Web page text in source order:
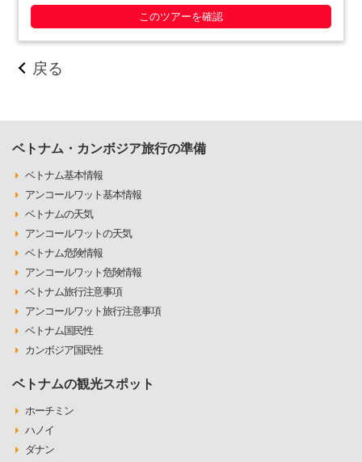
できます。ホーチミン滞在最終日や、午後か・・・・・
このツアーを確認
戻る
ベトナム・カンボジア旅行の準備
ベトナム基本情報
アンコールワット基本情報
ベトナムの天気
アンコールワットの天気
ベトナム危険情報
アンコールワット危険情報
ベトナム旅行注意事項
アンコールワット旅行注意事項
ベトナム国民性
カンボジア国民性
ベトナムの観光スポット
ホーチミン
ハノイ
ダナン